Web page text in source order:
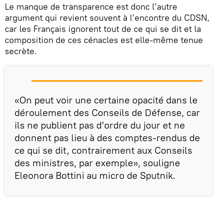
Le manque de transparence est donc l’autre
argument qui revient souvent à l’encontre du CDSN,
car les Français ignorent tout de ce qui se dit et la
composition de ces cénacles est elle-même tenue
secrète.
«On peut voir une certaine opacité dans le
déroulement des Conseils de Défense, car
ils ne publient pas d’ordre du jour et ne
donnent pas lieu à des comptes-rendus de
ce qui se dit, contrairement aux Conseils
des ministres, par exemple», souligne
Eleonora Bottini au micro de Sputnik.